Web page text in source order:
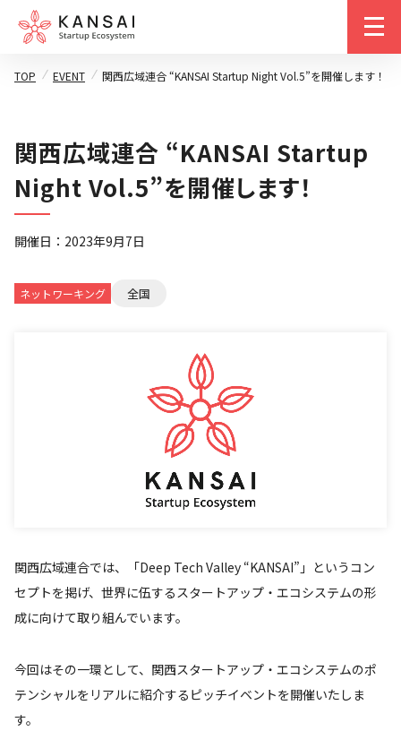
TOP EVENT 関西広域連合 “KANSAI Startup Night Vol.5”を開催します！
関西広域連合 “KANSAI Startup
Night Vol.5”を開催します！
開催日：2023年9月7日
ネットワーキング 全国
関西広域連合では、「Deep Tech Valley “KANSAI”」というコン
セプトを掲げ、世界に伍するスタートアップ・エコシステムの形
成に向けて取り組んでいます。
今回はその一環として、関西スタートアップ・エコシステムのポ
テンシャルをリアルに紹介するピッチイベントを開催いたしま
す。